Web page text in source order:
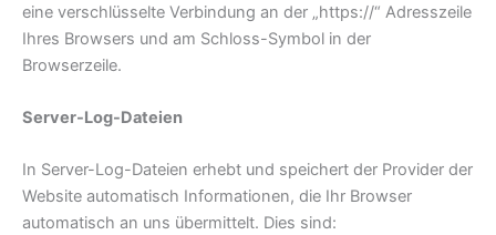
eine verschlüsselte Verbindung an der „https://“ Adresszeile
Ihres Browsers und am Schloss-Symbol in der
Browserzeile.
Server-Log-Dateien
In Server-Log-Dateien erhebt und speichert der Provider der
Website automatisch Informationen, die Ihr Browser
automatisch an uns übermittelt. Dies sind: